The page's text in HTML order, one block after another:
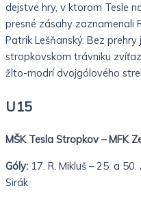
dejstve hry, v ktorom Tesle
presné zásahy zaznamenali
Patrik Lešňanský. Bez
stropkovskom trávniku
žlto-modrí dvojgólového
U15
MŠK Tesla Stropkov – MFK
Góly: 17. R. Mikluš – 25. a
Sirák